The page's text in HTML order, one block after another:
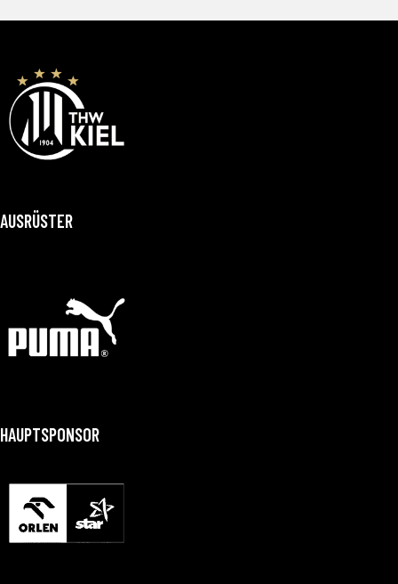
AUSRÜSTER
HAUPTSPONSOR